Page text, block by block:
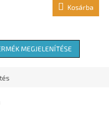
Kosárba
MEGJELENÍTÉSE